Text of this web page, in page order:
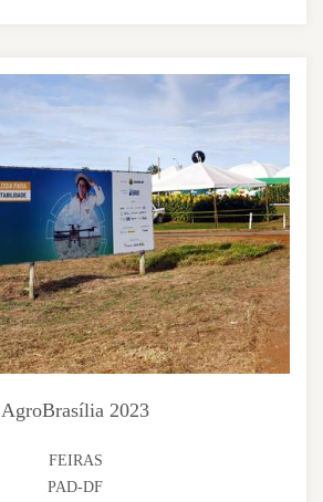
AgroBrasília 2023
FEIRAS
PAD-DF